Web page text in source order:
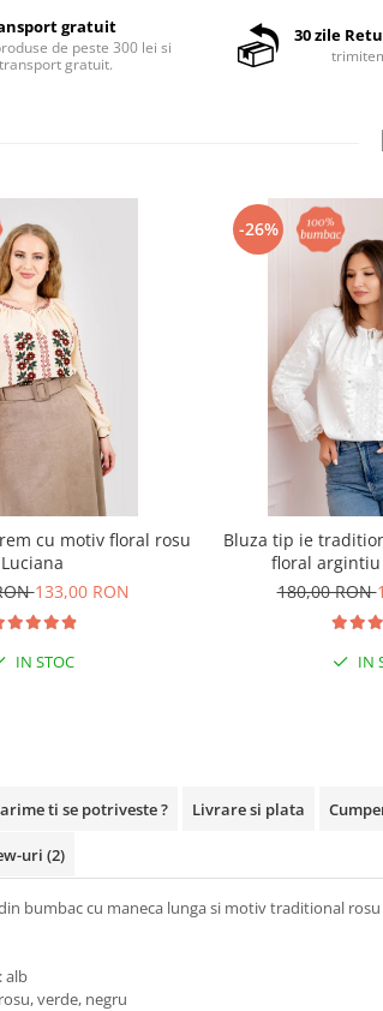
gratuit
de peste 300 lei si
gratuit.
30 zile
cu motiv floral rosu
Luciana
133,00 RON
IN STOC
-26%
Bluza tip ie
floral argintiu
180,00 RON
IN
ti se potriveste ? Livrare si plata
uri (2)
bumbac cu maneca lunga si motiv traditional rosu
alb
verde, negru